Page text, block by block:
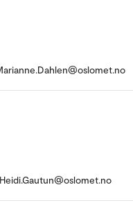
Heidi.Gautun@oslomet.no